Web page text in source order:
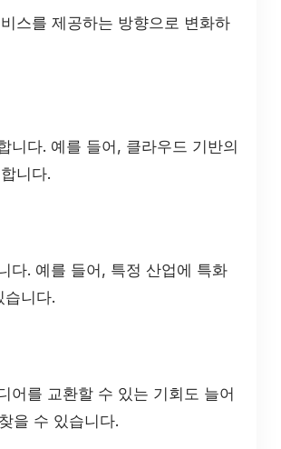
스를 제공하는 방향으로 변화하
니다. 예를 들어, 클라우드 기반의
니다.
다. 예를 들어, 특정 산업에 특화
니다.
어를 교환할 수 있는 기회도 늘어
을 수 있습니다.